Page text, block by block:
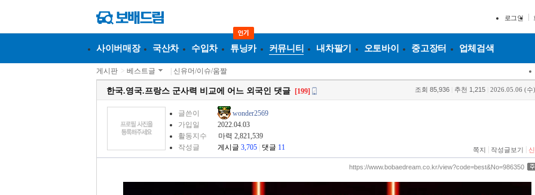
로그인
사이버매장 국산차 수입차 튜닝카 커뮤니티 내차팔기 오토바이 중고장터 업체검색
게시판 > 베스트글 신유머/이슈/움짤
한국.영국.프랑스 군사력 비교에 어느 외국인 댓글 [199] 조회 85,936 추천 1,215 2026.05.06 (수
글쓴이
wonder2569
가입일
2022.04.03
활동지수
마력 2,821,539
작성글
게시글 3,705 댓글 11 쪽지 작성글보기
https://www.bobaedream.co.kr/view?code=best&No=986350